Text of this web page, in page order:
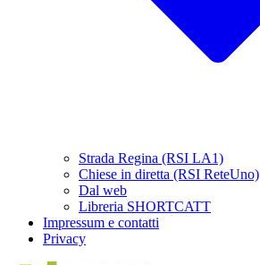
Strada Regina (RSI LA1)
Chiese in diretta (RSI ReteUno)
Dal web
Libreria SHORTCATT
Impressum e contatti
Privacy